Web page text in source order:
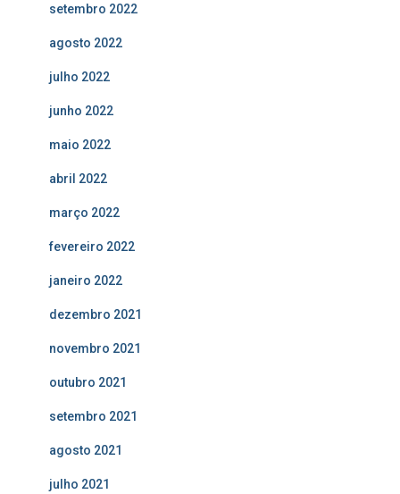
setembro 2022
agosto 2022
julho 2022
junho 2022
maio 2022
abril 2022
março 2022
fevereiro 2022
janeiro 2022
dezembro 2021
novembro 2021
outubro 2021
setembro 2021
agosto 2021
julho 2021